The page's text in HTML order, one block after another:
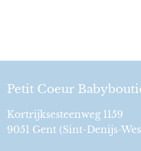
Petit Coeur
Kortrijksesteenweg 1159
9051 Gent (Sint-Denijs-